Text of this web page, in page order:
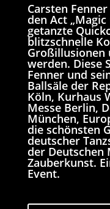
Carsten
den Act „Magic
getanzte
blitzschnelle
Großillusionen
werden. Diese
Fenner und
Ballsäle der
Köln, Kurhaus
Messe Berlin,
München,
die schönsten
deutscher
der Deutschen
Zauberkunst.
Event.